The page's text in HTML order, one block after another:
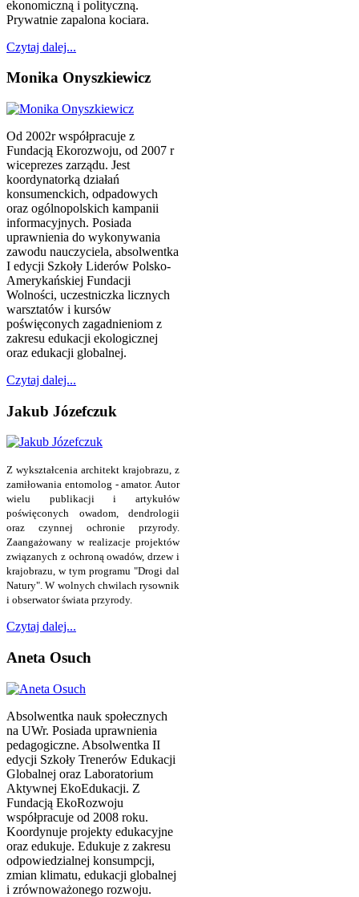
ekonomiczną i polityczną.
Prywatnie zapalona kociara.
Czytaj dalej...
Monika Onyszkiewicz
Od 2002r współpracuje z
Fundacją Ekorozwoju, od 2007 r
wiceprezes zarządu. Jest
koordynatorką działań
konsumenckich, odpadowych
oraz ogólnopolskich kampanii
informacyjnych. Posiada
uprawnienia do wykonywania
zawodu nauczyciela, absolwentka
I edycji Szkoły Liderów Polsko-
Amerykańskiej Fundacji
Wolności, uczestniczka licznych
warsztatów i kursów
poświęconych zagadnieniom z
zakresu edukacji ekologicznej
oraz edukacji globalnej.
Czytaj dalej...
Jakub Józefczuk
Z wykształcenia architekt krajobrazu, z
zamiłowania entomolog - amator. Autor
wielu publikacji i artykułów
poświęconych owadom, dendrologii
oraz czynnej ochronie przyrody.
Zaangażowany w realizacje projektów
związanych z ochroną owadów, drzew i
krajobrazu, w tym programu "Drogi dal
Natury". W wolnych chwilach rysownik
i obserwator świata przyrody.
Czytaj dalej...
Aneta Osuch
Absolwentka nauk społecznych
na UWr. Posiada uprawnienia
pedagogiczne. Absolwentka II
edycji Szkoły Trenerów Edukacji
Globalnej oraz Laboratorium
Aktywnej EkoEdukacji. Z
Fundacją EkoRozwoju
współpracuje od 2008 roku.
Koordynuje projekty edukacyjne
oraz edukuje. Edukuje z zakresu
odpowiedzialnej konsumpcji,
zmian klimatu, edukacji globalnej
i zrównoważonego rozwoju.